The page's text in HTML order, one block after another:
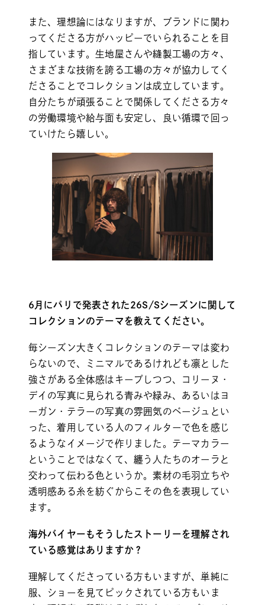
また、理想論にはなりますが、ブランドに関わ
ってくださる方がハッピーでいられることを目
指しています。生地屋さんや縫製工場の方々、
さまざまな技術を誇る工場の方々が協力してく
ださることでコレクションは成立しています。
自分たちが頑張ることで関係してくださる方々
の労働環境や給与面も安定し、良い循環で回っ
ていけたら嬉しい。
6月にパリで発表された26S/Sシーズンに関して
コレクションのテーマを教えてください。
毎シーズン大きくコレクションのテーマは変わ
らないので、ミニマルであるけれども凛とした
強さがある全体感はキープしつつ、コリーヌ・
デイの写真に見られる青みや緑み、あるいはヨ
ーガン・テラーの写真の雰囲気のベージュとい
った、着用している人のフィルターで色を感じ
るようなイメージで作りました。テーマカラー
ということではなくて、纏う人たちのオーラと
交わって伝わる色というか。素材の毛羽立ちや
透明感ある糸を紡ぐからこその色を表現してい
ます。
海外バイヤーもそうしたストーリーを理解され
ている感覚はありますか？
理解してくださっている方もいますが、単純に
服、ショーを見てピックされている方もいま